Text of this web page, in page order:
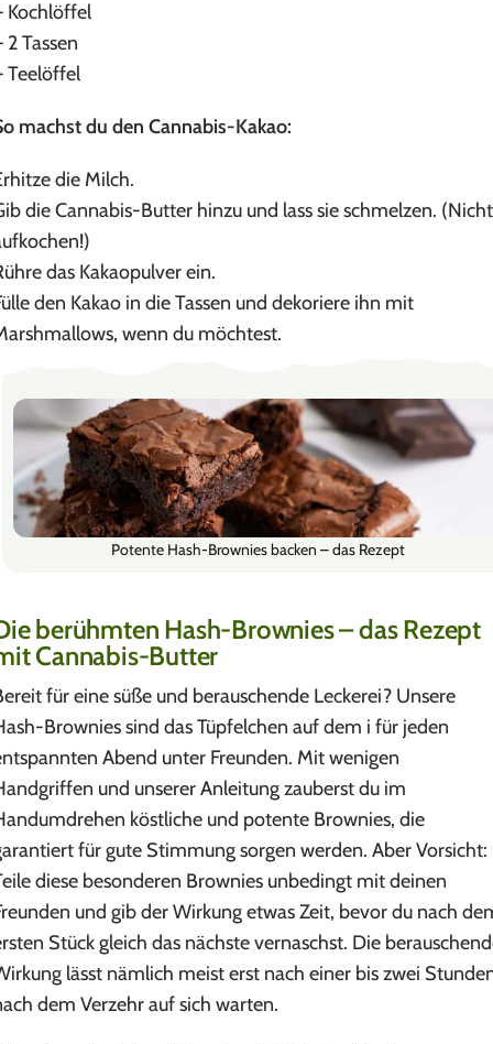
Kochlöffel
2 Tassen
Teelöffel
machst du den Cannabis-Kakao:
die Milch.
die Cannabis-Butter hinzu und lass sie schmelzen. (Nicht
das Kakaopulver ein.
den Kakao in die Tassen und dekoriere ihn mit
wenn du möchtest.
Potente Hash-Brownies backen – das Rezept
berühmten Hash-Brownies – das Rezept
Cannabis-Butter
für eine süße und berauschende Leckerei? Unsere
Brownies sind das Tüpfelchen auf dem i für jeden
Abend unter Freunden. Mit wenigen
und unserer Anleitung zauberst du im
köstliche und potente Brownies, die
für gute Stimmung sorgen werden. Aber Vorsicht:
diese besonderen Brownies unbedingt mit deinen
und gib der Wirkung etwas Zeit, bevor du nach
Stück gleich das nächste vernaschst. Die
lässt nämlich meist erst nach einer bis zwei
dem Verzehr auf sich warten.